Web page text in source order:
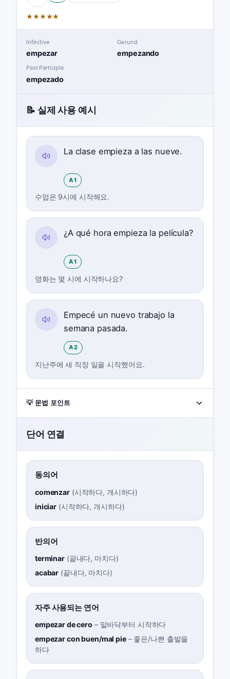
★★★★★
Infinitive
empezar
Gerund
empezando
Past Participle
empezado
📝 실제 사용 예시
La clase empieza a las nueve.
A1
수업은 9시에 시작해요.
¿A qué hora empieza la película?
A1
영화는 몇 시에 시작하나요?
Empecé un nuevo trabajo la
semana pasada.
A2
지난주에 새 직장 일을 시작했어요.
💡 문법 포인트
단어 연결
동의어
comenzar(시작하다, 개시하다)
iniciar (시작하다, 개시하다)
반의어
terminar(끝내다, 마치다)
acabar (끝내다, 마치다)
자주 사용되는 연어
empezar de cero – 밑바닥부터 시작하다
empezar con buen/mal pie– 좋은/나쁜 출발을
하다